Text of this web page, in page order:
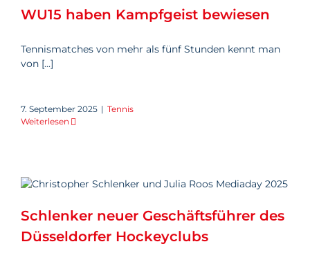
WU15 haben Kampfgeist bewiesen
Tennismatches von mehr als fünf Stunden kennt man
von [...]
7. September 2025 | Tennis
Weiterlesen
Geschäftsführer des
Düsseldorfer Hockeyclubs
Schlenker neuer Geschäftsführer des
Düsseldorfer Hockeyclubs